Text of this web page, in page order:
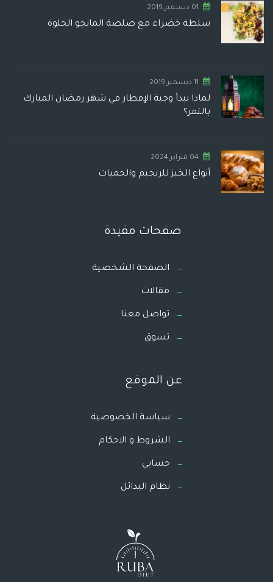
01 ديسمبر,2019
سلطة خضراء مع صلصة المانجو الحلوة
11 ديسمبر,2019
لماذا نبدأ وجبة الإفطار في شهر رمضان المبارك
بالتمر؟
04 فبراير,2024
أنواع الخبز للريجيم والحميات
صفحات مفيدة
الصفحة الشخصية
مقالات
تواصل معنا
تسوق
عن الموقع
سياسة الخصوصية
الشروط و الاحكام
حسابي
نظام البدائل